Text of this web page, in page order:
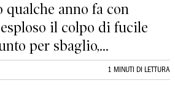
qualche anno fa con
il colpo di fucile
per sbaglio,...
1 MINUTI DI LETTURA